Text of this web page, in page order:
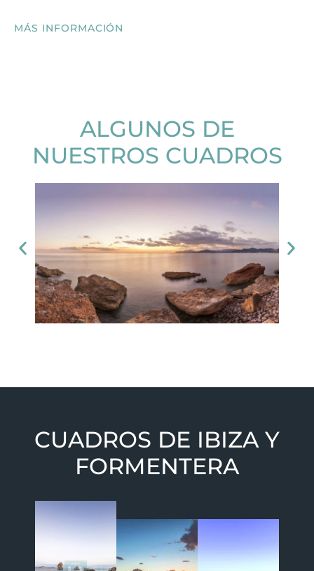
MÁS INFORMACIÓN
ALGUNOS DE
NUESTROS CUADROS
CUADROS DE IBIZA Y
FORMENTERA